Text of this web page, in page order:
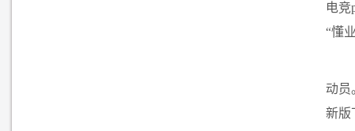
电
“懂
动员
新版